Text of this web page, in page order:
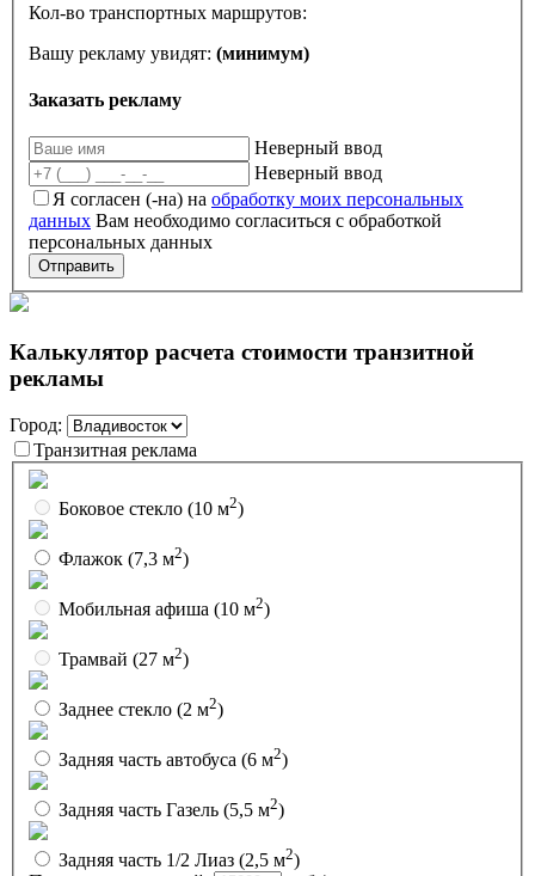
Кол-во транспортных маршрутов:
Вашу рекламу увидят: (минимум)
Заказать рекламу
Неверный ввод
Неверный ввод
Я согласен (-на) на обработку моих персональных
данных Вам необходимо согласиться с обработкой
персональных данных
Отправить
Калькулятор расчета стоимости транзитной
рекламы
Город:
Транзитная реклама
Боковое стекло (10 м2)
Флажок (7,3 м2)
Мобильная афиша (10 м2)
Трамвай (27 м2)
Заднее стекло (2 м2)
Задняя часть автобуса (6 м2)
Задняя часть Газель (5,5 м2)
Задняя часть 1/2 Лиаз (2,5 м2)